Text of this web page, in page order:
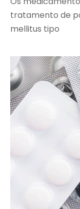
tratamento de
mellitus tipo